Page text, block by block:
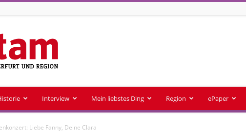
Interview Mein liebstes Ding Region ePaper
Liebe Fanny, Deine Clara